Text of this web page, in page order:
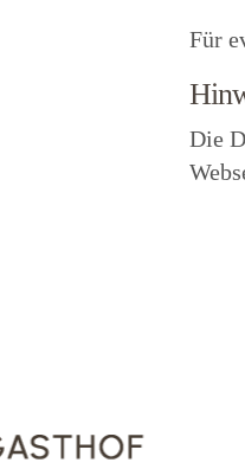
Für
Die